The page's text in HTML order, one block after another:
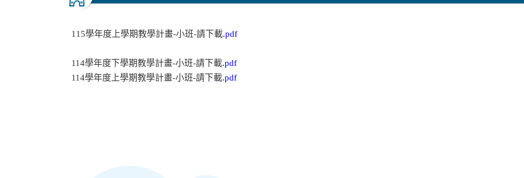
115學年度上學期教學計畫-小班-請下載.pdf
114學年度下學期教學計畫-小班-請下載.pdf
114學年度上學期教學計畫-小班-請下載.pdf